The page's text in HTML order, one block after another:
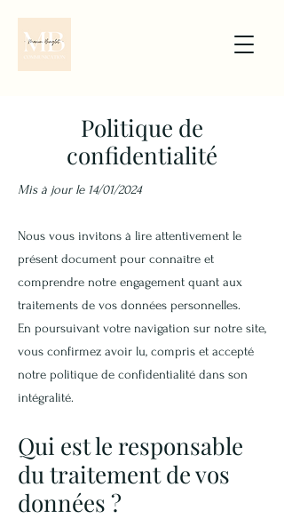
Politique de
confidentialité
Mis à jour le 14/01/2024
Nous vous invitons à lire attentivement le
présent document pour connaître et
comprendre notre engagement quant aux
traitements de vos données personnelles.
En poursuivant votre navigation sur notre site,
vous confirmez avoir lu, compris et accepté
notre politique de confidentialité dans son
intégralité.
Qui est le responsable
du traitement de vos
données ?